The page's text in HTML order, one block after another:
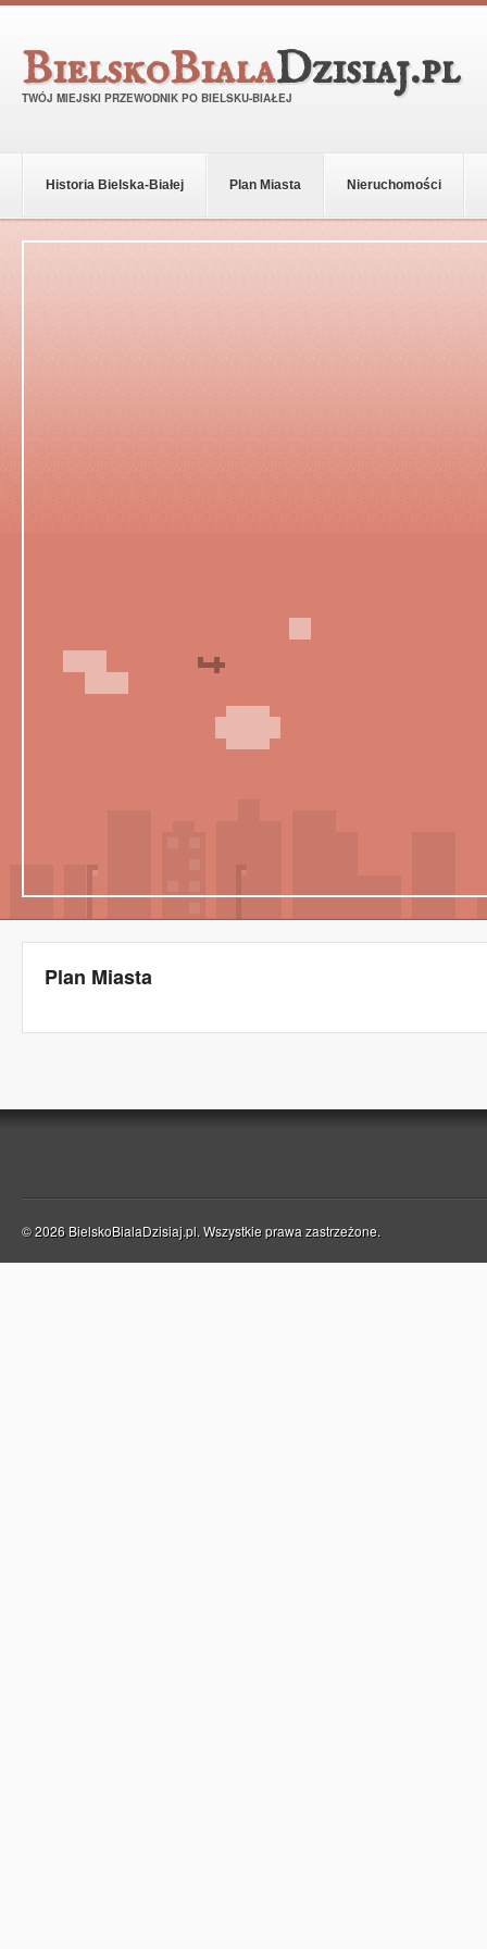
BielskoBialaDzisiaj.pl
TWÓJ MIEJSKI PRZEWODNIK PO BIELSKU-BIAŁEJ
Historia Bielska-Białej Plan Miasta Nieruchomości
Plan Miasta
© 2026 BielskoBialaDzisiaj.pl. Wszystkie prawa zastrzeżone.